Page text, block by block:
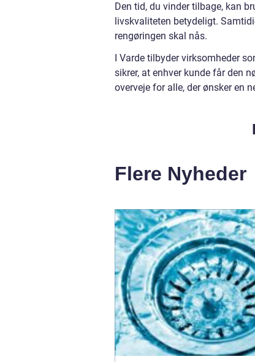
Den tid, du vinder tilbage, kan
livskvaliteten betydeligt.
rengøringen skal nås.
I Varde tilbyder virksomheder
sikrer, at enhver kunde får den
overveje for alle, der ønsker en
Flere Nyheder